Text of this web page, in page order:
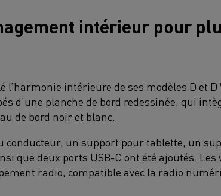
intérieur pour
l’harmonie intérieure de ses modèles D et
d’une planche de bord redessinée, qui
de bord noir et blanc.
conducteur, un support pour tablette, un
que deux ports USB-C ont été ajoutés. Les
radio, compatible avec la radio